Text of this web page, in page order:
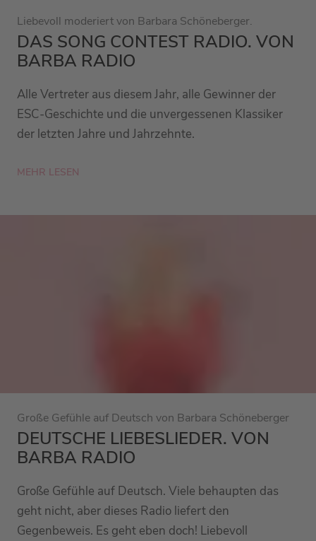
Liebevoll moderiert von Barbara Schöneberger.
DAS SONG CONTEST RADIO. VON
BARBA RADIO
Alle Vertreter aus diesem Jahr, alle Gewinner der
ESC-Geschichte und die unvergessenen Klassiker
der letzten Jahre und Jahrzehnte.
MEHR LESEN
Große Gefühle auf Deutsch von Barbara Schöneberger
DEUTSCHE LIEBESLIEDER. VON
BARBA RADIO
Große Gefühle auf Deutsch. Viele behaupten das
geht nicht, aber dieses Radio liefert den
Gegenbeweis. Es geht eben doch! Liebevoll